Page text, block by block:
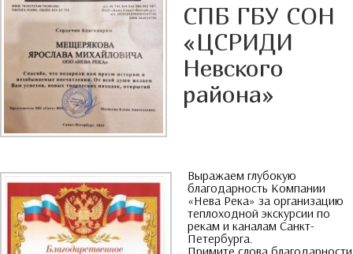
СПБ ГБУ СОН
«ЦСРИДИ
Невского
района»
Выражаем глубокую
благодарность Компании
«Нева Река» за организацию
теплоходной экскурсии по
рекам и каналам Санкт-
Петербурга.